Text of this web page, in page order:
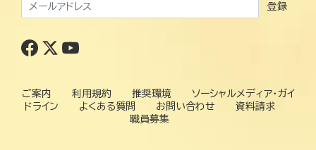
登録
ご案内 利用規約 推奨環境
ソーシャルメディア・ガイ
ドライン
よくある質問 お問い合わせ
資料請求
職員募集